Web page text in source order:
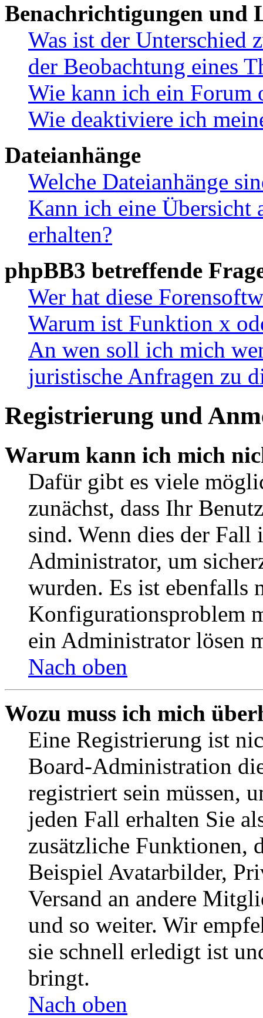
Benachrichtigungen und
Was ist der Unterschied
der Beobachtung eines
Wie kann ich ein Forum
Wie deaktiviere ich
Dateianhänge
Welche Dateianhänge
Kann ich eine Übersicht
erhalten?
phpBB3 betreffende
Wer hat diese
Warum ist Funktion x
An wen soll ich mich
juristische Anfragen zu
Registrierung und
Warum kann ich mich
Dafür gibt es viele
zunächst, dass Ihr
sind. Wenn dies der Fall
Administrator, um
wurden. Es ist ebenfalls
Konfigurationsproblem
ein Administrator lösen
Nach oben
Wozu muss ich mich
Eine Registrierung ist
Board-Administration
registriert sein müssen,
jeden Fall erhalten Sie
zusätzliche Funktionen,
Beispiel Avatarbilder,
Versand an andere
und so weiter. Wir
sie schnell erledigt ist
bringt.
Nach oben